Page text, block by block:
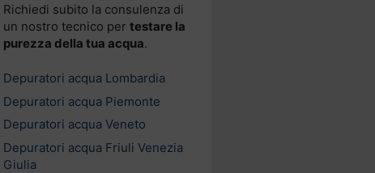
Richiedi subito la consulenza di
un nostro tecnico per testare la
purezza della tua acqua.
Depuratori acqua Lombardia
Depuratori acqua Piemonte
Depuratori acqua Veneto
Depuratori acqua Friuli Venezia
Giulia